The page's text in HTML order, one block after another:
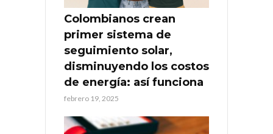
Colombianos crean
primer sistema de
seguimiento solar,
disminuyendo los costos
de energía: así funciona
febrero 19, 2025